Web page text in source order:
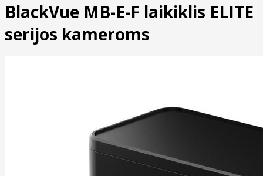
BlackVue MB-E-F laikiklis ELITE
serijos kameroms